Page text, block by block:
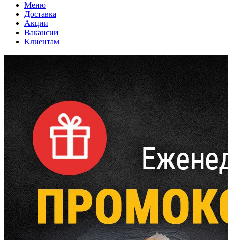
Меню
Доставка
Акции
Вакансии
Клиентам